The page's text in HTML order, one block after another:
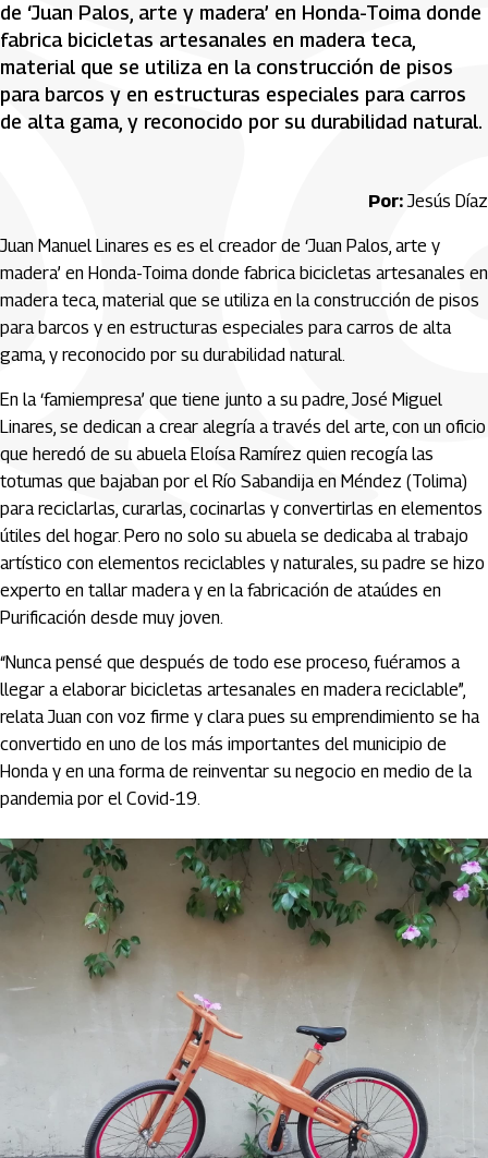
de ‘Juan Palos, arte y madera’ en Honda-Toima donde
fabrica bicicletas artesanales en madera teca,
material que se utiliza en la construcción de pisos
para barcos y en estructuras especiales para carros
de alta gama, y reconocido por su durabilidad natural.
Por:Jesús Díaz
Juan Manuel Linares es es el creador de ‘Juan Palos, arte y
madera’ en Honda-Toima donde fabrica bicicletas artesanales en
madera teca, material que se utiliza en la construcción de pisos
para barcos y en estructuras especiales para carros de alta
gama, y reconocido por su durabilidad natural.
En la ‘famiempresa’ que tiene junto a su padre, José Miguel
Linares, se dedican a crear alegría a través del arte, con un oficio
que heredó de su abuela Eloísa Ramírez quien recogía las
totumas que bajaban por el Río Sabandija en Méndez (Tolima)
para reciclarlas, curarlas, cocinarlas y convertirlas en elementos
útiles del hogar. Pero no solo su abuela se dedicaba al trabajo
artístico con elementos reciclables y naturales, su padre se hizo
experto en tallar madera y en la fabricación de ataúdes en
Purificación desde muy joven.
“Nunca pensé que después de todo ese proceso, fuéramos a
llegar a elaborar bicicletas artesanales en madera reciclable”,
relata Juan con voz firme y clara pues su emprendimiento se ha
convertido en uno de los más importantes del municipio de
Honda y en una forma de reinventar su negocio en medio de la
pandemia por el Covid-19.